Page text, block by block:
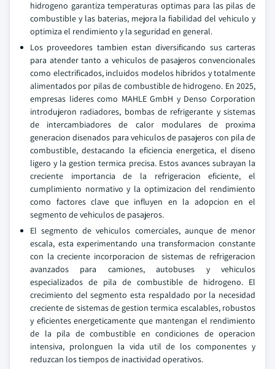
hidrogeno garantiza temperaturas optimas para las pilas de
combustible y las baterias, mejora la fiabilidad del vehiculo y
optimiza el rendimiento y la seguridad en general.
Los proveedores tambien estan diversificando sus carteras
para atender tanto a vehiculos de pasajeros convencionales
como electrificados, incluidos modelos hibridos y totalmente
alimentados por pilas de combustible de hidrogeno. En 2025,
empresas lideres como MAHLE GmbH y Denso Corporation
introdujeron radiadores, bombas de refrigerante y sistemas
de intercambiadores de calor modulares de proxima
generacion disenados para vehiculos de pasajeros con pila de
combustible, destacando la eficiencia energetica, el diseno
ligero y la gestion termica precisa. Estos avances subrayan la
creciente importancia de la refrigeracion eficiente, el
cumplimiento normativo y la optimizacion del rendimiento
como factores clave que influyen en la adopcion en el
segmento de vehiculos de pasajeros.
El segmento de vehiculos comerciales, aunque de menor
escala, esta experimentando una transformacion constante
con la creciente incorporacion de sistemas de refrigeracion
avanzados para camiones, autobuses y vehiculos
especializados de pila de combustible de hidrogeno. El
crecimiento del segmento esta respaldado por la necesidad
creciente de sistemas de gestion termica escalables, robustos
y eficientes energeticamente que mantengan el rendimiento
de la pila de combustible en condiciones de operacion
intensiva, prolonguen la vida util de los componentes y
reduzcan los tiempos de inactividad operativos.